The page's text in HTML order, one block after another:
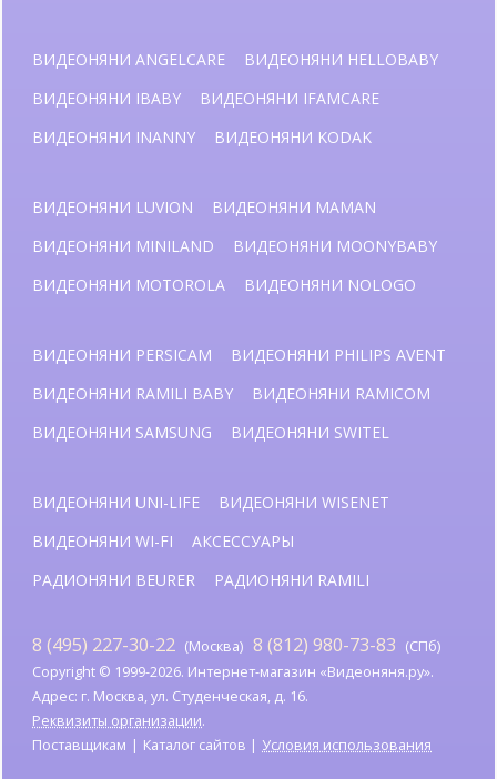
ВИДЕОНЯНИ ANGELCARE
ВИДЕОНЯНИ HELLOBABY
ВИДЕОНЯНИ IBABY
ВИДЕОНЯНИ IFAMCARE
ВИДЕОНЯНИ INANNY
ВИДЕОНЯНИ KODAK
ВИДЕОНЯНИ LUVION
ВИДЕОНЯНИ MAMAN
ВИДЕОНЯНИ MINILAND
ВИДЕОНЯНИ MOONYBABY
ВИДЕОНЯНИ MOTOROLA
ВИДЕОНЯНИ NOLOGO
ВИДЕОНЯНИ PERSICAM
ВИДЕОНЯНИ PHILIPS AVENT
ВИДЕОНЯНИ RAMILI BABY
ВИДЕОНЯНИ RAMICOM
ВИДЕОНЯНИ SAMSUNG
ВИДЕОНЯНИ SWITEL
ВИДЕОНЯНИ UNI-LIFE
ВИДЕОНЯНИ WISENET
ВИДЕОНЯНИ WI-FI
АКСЕССУАРЫ
РАДИОНЯНИ BEURER
РАДИОНЯНИ RAMILI
8 (495) 227-30-22 (Москва) 8 (812) 980-73-83 (СПб)
Copyright © 1999-2026. Интернет-магазин «Видеоняня.ру».
Адрес: г. Москва, ул. Студенческая, д. 16.
Реквизиты организации.
Поставщикам
Каталог сайтов Условия использования